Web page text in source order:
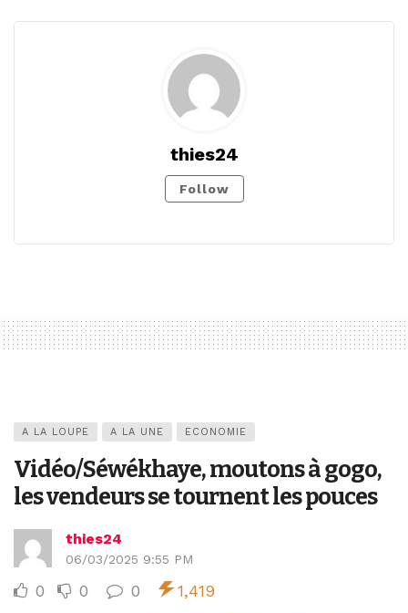
thies24
Follow
A LA LOUPE A LA UNE ECONOMIE
Vidéo/Séwékhaye, moutons à gogo,
les vendeurs se tournent les pouces
thies24
06/03/2025 9:55 PM
0 0 0 1,419